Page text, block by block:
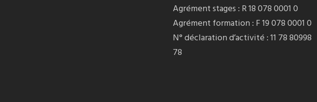
Agrément stages : R 18 078 0001 0
Agrément formation : F 19 078 0001 0
N° déclaration d’activité : 11 78 80998
78